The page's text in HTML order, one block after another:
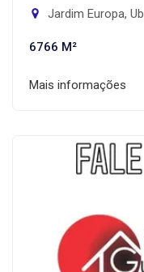
Jardim Europa,
6766 M²
Mais informações